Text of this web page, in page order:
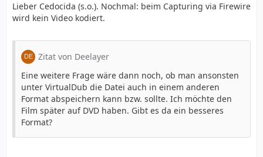
Lieber Cedocida (s.o.). Nochmal: beim Capturing via Firewire
wird kein Video kodiert.
Zitat von Deelayer
Eine weitere Frage wäre dann noch, ob man ansonsten
unter VirtualDub die Datei auch in einem anderen
Format abspeichern kann bzw. sollte. Ich möchte den
Film später auf DVD haben. Gibt es da ein besseres
Format?